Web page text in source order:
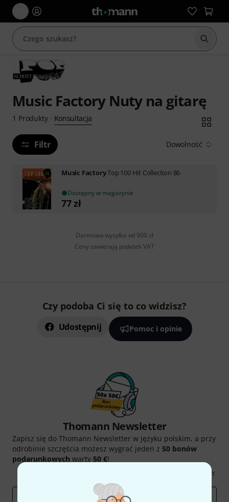
Music Factory Nuty na gitarę
1 Produkty· Konsultacja
Filtr Dowolność
Music FactoryTop 100 Hit Collection 86
Dostępny w magazynie
77zł
Darmowa wysyłka od 900 zł
Ceny zawierają podatek VAT
Czy podoba Ci się to co widzisz?
Udostępnij Pomoc i opinie
Thomann Newsletter
Zapisz się do Thomann Newsletter w języku polskim, a przy
odrobinie szczęścia możesz wygrać jeden z 50 bonów
podarunkowych warty 50 €!
Spostrzeżenia Thomann